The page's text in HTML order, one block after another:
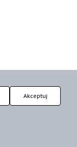
Akceptuj